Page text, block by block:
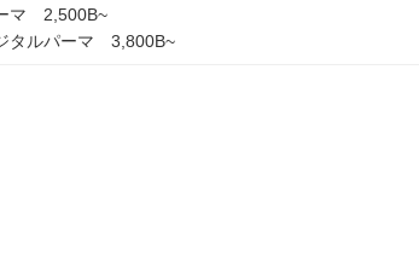
マ 2,500B~
タルパーマ 3,800B~